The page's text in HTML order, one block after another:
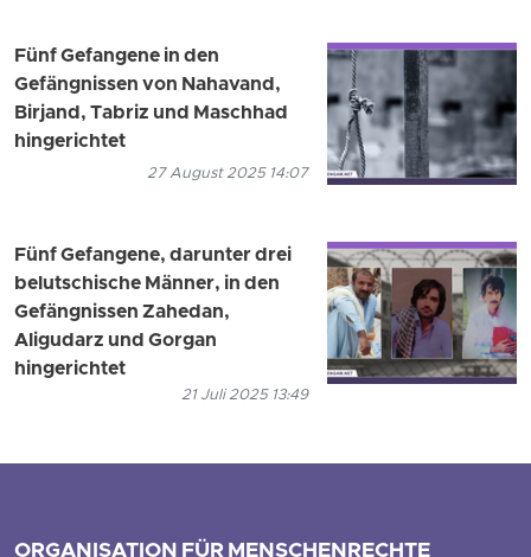
Fünf Gefangene in den
Gefängnissen von Nahavand,
Birjand, Tabriz und Maschhad
hingerichtet
27 August 2025 14:07
Fünf Gefangene, darunter drei
belutschische Männer, in den
Gefängnissen Zahedan,
Aligudarz und Gorgan
hingerichtet
21 Juli 2025 13:49